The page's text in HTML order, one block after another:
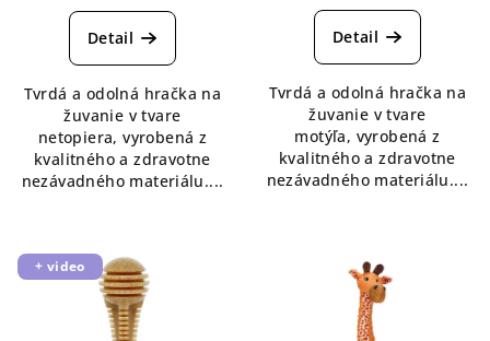
Detail
Tvrdá a odolná hračka na
žuvanie v tvare
netopiera, vyrobená z
kvalitného a zdravotne
nezávadného materiálu....
Detail
Tvrdá a odolná hračka na
žuvanie v tvare
motýľa, vyrobená z
kvalitného a zdravotne
nezávadného materiálu....
+ video